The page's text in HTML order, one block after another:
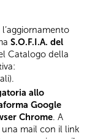
S.O.F.I.A. del
Catalogo della
allo
Google
Chrome. A
mail con il link